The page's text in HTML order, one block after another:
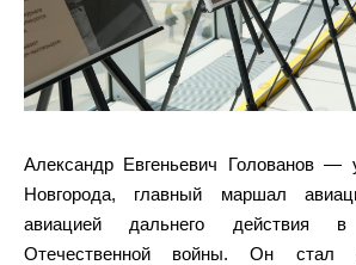
Александр Евгеньевич Голованов —
Новгорода, главный маршал
авиацией дальнего действия
Отечественной войны. Он стал